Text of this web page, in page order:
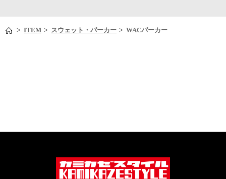
> ITEM > スウェット・パーカー > WACパーカー